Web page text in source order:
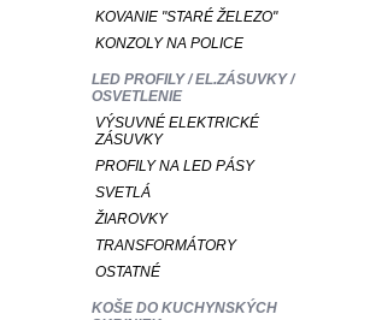
KOVANIE "STARÉ ŽELEZO"
KONZOLY NA POLICE
LED PROFILY / EL.ZÁSUVKY /
OSVETLENIE
VÝSUVNÉ ELEKTRICKÉ
ZÁSUVKY
PROFILY NA LED PÁSY
SVETLÁ
ŽIAROVKY
TRANSFORMÁTORY
OSTATNÉ
KOŠE DO KUCHYNSKÝCH